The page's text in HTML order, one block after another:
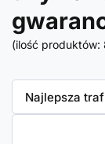
(ilość produktów:
Zmień
Najlepsza